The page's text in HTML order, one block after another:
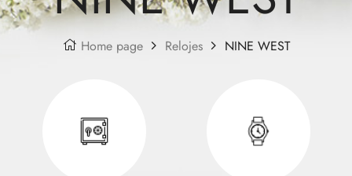
Home page Relojes NINE WEST